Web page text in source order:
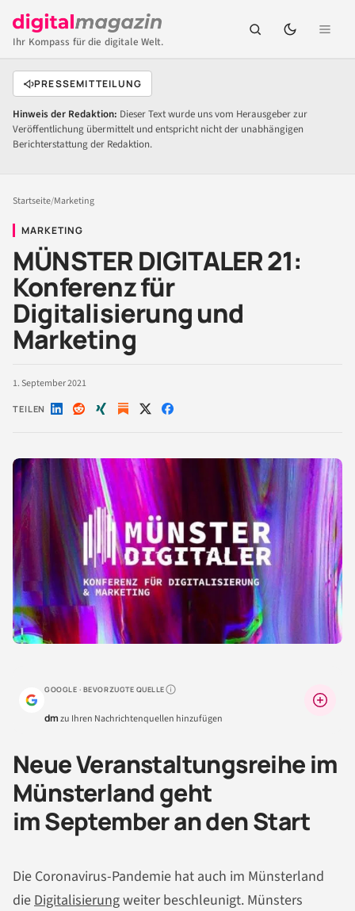
Ihr Kompass für die digitale Welt.
PRESSEMITTEILUNG
Hinweis der Redaktion: Dieser Text wurde uns vom Herausgeber zur
Veröffentlichung übermittelt und entspricht nicht der unabhängigen
Berichterstattung der Redaktion.
Startseite/Marketing
MARKETING
MÜNSTER DIGITALER 21:
Konferenz für
Digitalisierung und
Marketing
1. September 2021
TEILEN Auf Auf Auf Auf Auf
GOOGLE · BEVORZUGTE QUELLEWarum lohnt sich das?
dmzu Ihren Nachrichtenquellen hinzufügen
Neue Veranstaltungsreihe im
Münsterland geht
imSeptemberan den Start
Die Coronavirus-Pandemie hat auch im Münsterland
dieDigitalisierungweiter beschleunigt. Münsters